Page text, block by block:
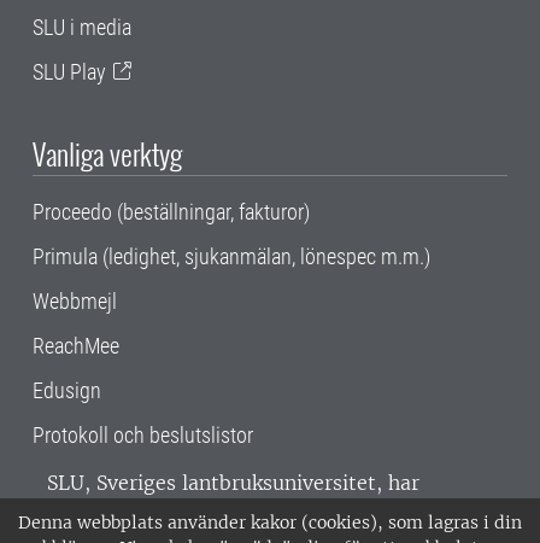
Denna webbplats använder kakor (cookies), som lagras i din
SLU i media
SLU Play
Vanliga verktyg
Proceedo (beställningar, fakturor)
Primula (ledighet, sjukanmälan, lönespec m.m.)
Webbmejl
ReachMee
Edusign
Protokoll och beslutslistor
SLU, Sveriges lantbruksuniversitet, har
verksamhet över hela Sverige. Huvudorter är